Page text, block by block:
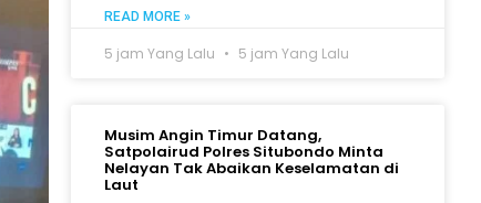
READ MORE »
5 jam Yang Lalu 5 jam Yang Lalu
Musim Angin Timur Datang,
Satpolairud Polres Situbondo Minta
Nelayan Tak Abaikan Keselamatan di
Laut